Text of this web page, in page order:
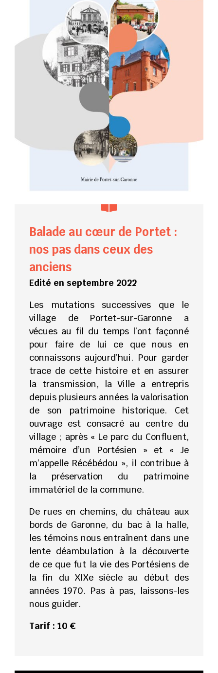
Balade au cœur de Portet :
nos pas dans ceux des
anciens
Edité en septembre 2022
Les mutations successives que le
village de Portet-sur-Garonne a
vécues au fil du temps l’ont façonné
pour faire de lui ce que nous en
connaissons aujourd’hui. Pour garder
trace de cette histoire et en assurer
la transmission, la Ville a entrepris
depuis plusieurs années la valorisation
de son patrimoine historique. Cet
ouvrage est consacré au centre du
village ; après « Le parc du Confluent,
mémoire d’un Portésien » et « Je
m’appelle Récébédou », il contribue à
la préservation du patrimoine
immatériel de la commune.
De rues en chemins, du château aux
bords de Garonne, du bac à la halle,
les témoins nous entraînent dans une
lente déambulation à la découverte
de ce que fut la vie des Portésiens de
la fin du XIXe siècle au début des
années 1970. Pas à pas, laissons-les
nous guider.
Tarif : 10 €